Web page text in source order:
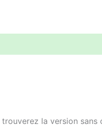
la version sans